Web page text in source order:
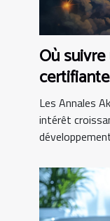
Où
Les Annales
intérêt